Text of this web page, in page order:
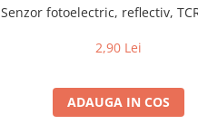
Senzor fotoelectric, reflectiv,
2,90 Lei
ADAUGA IN COS